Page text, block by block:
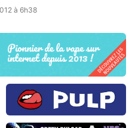
à 6h38